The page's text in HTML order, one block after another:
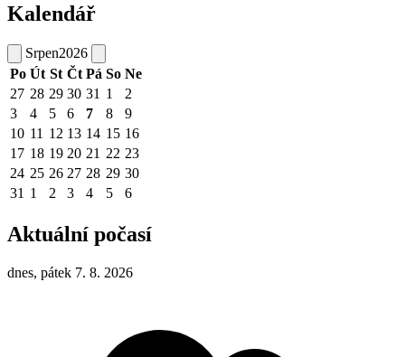
Kalendář
Srpen2026
Po Út St Čt Pá So Ne
27 28 29 30 31 1
2
3
4 5 6 7 8
9
10 11 12 13 14 15 16
17 18 19 20 21 22 23
24 25 26 27 28 29 30
31 1 2 3 4 5 6
Aktuální počasí
dnes, pátek 7. 8. 2026